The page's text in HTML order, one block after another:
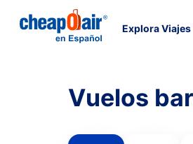
Explora Viajes
Vuelos